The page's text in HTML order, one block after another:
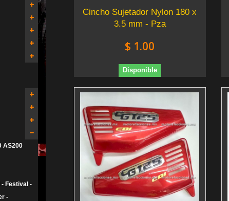
AS200
- Festival -
-
Cincho Sujetador Nylon 180 x
3.5 mm - Pza
$ 1.00
Disponible